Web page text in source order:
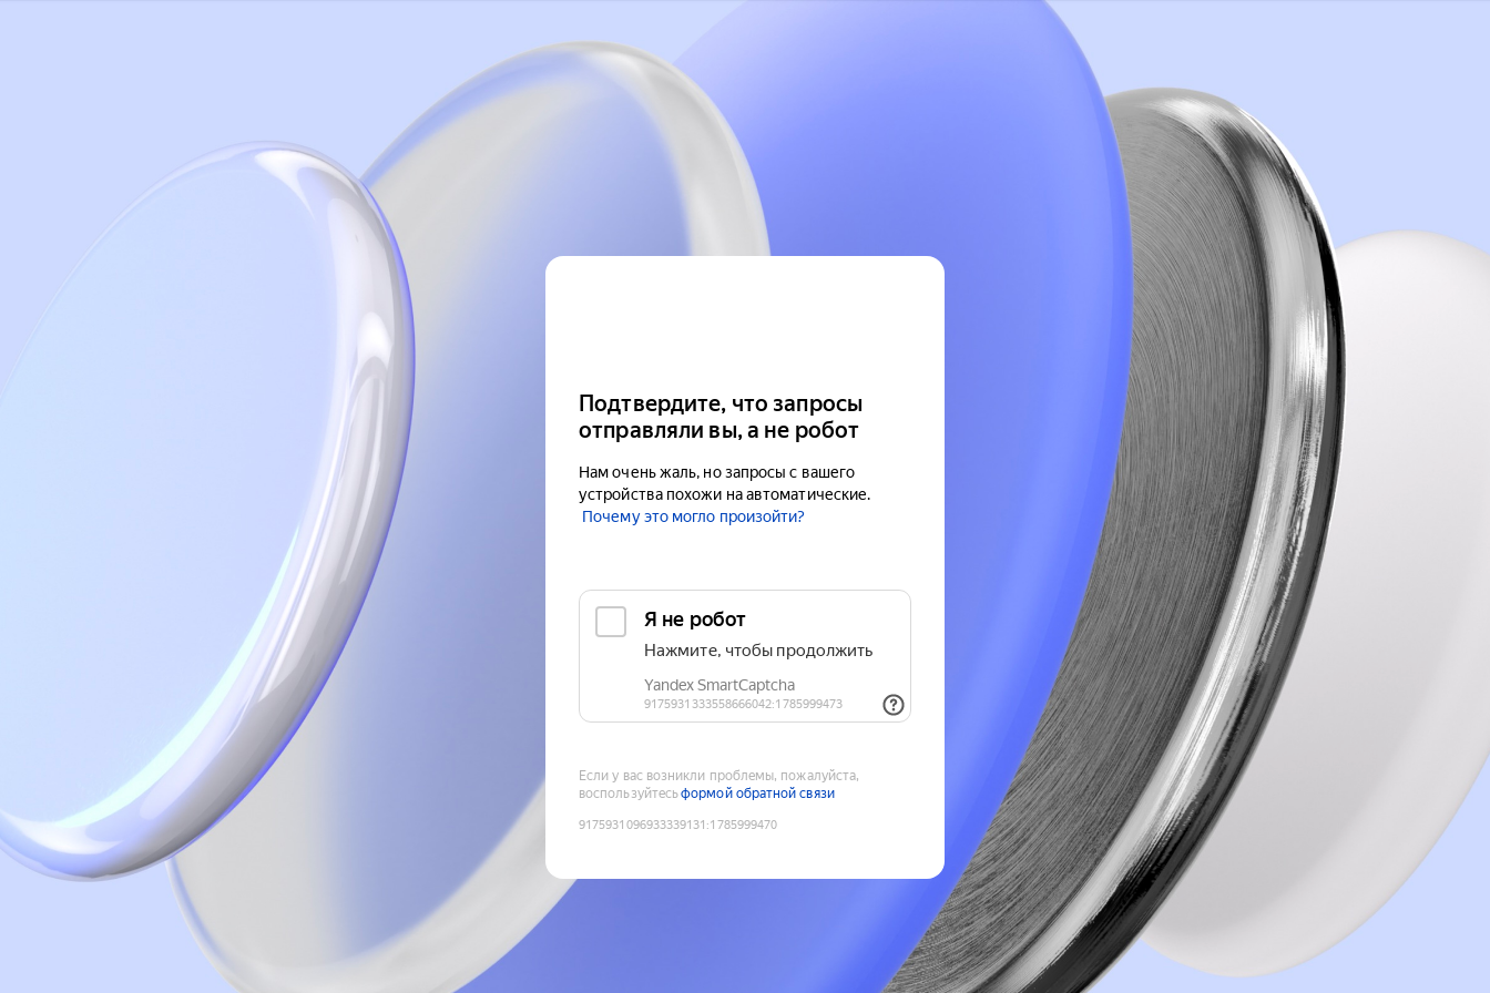
Подтвердите, что запросы
отправляли вы, а не робот
Нам очень жаль, но запросы с вашего
устройства похожи на автоматические.
Почему это могло произойти?
Если у вас возникли проблемы, пожалуйста,
воспользуйтесьформой обратной связи
9175931096933339131 :1785999470